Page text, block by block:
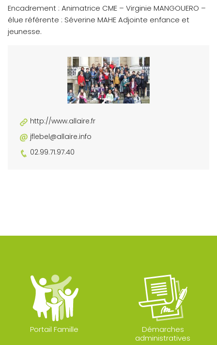
Encadrement : Animatrice CME – Virginie MANGOUERO –
élue référente : Séverine MAHE Adjointe enfance et
jeunesse.
http://www.allaire.fr
jflebel@allaire.info
02.99.71.97.40
Portail Famille
Démarches
administratives